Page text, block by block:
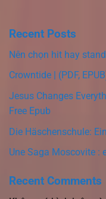
Recent Posts
Nên chọn hit hay
Crowntide | (PDF,
Jesus Changes
Free Epub
Die Häschenschule:
Une Saga Moscovite :
Recent Comments